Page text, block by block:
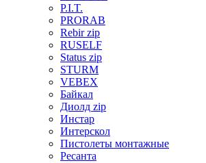
P.I.T.
PRORAB
Rebir zip
RUSELF
Status zip
STURM
VEBEX
Байкал
Диолд zip
Инстар
Интерскол
Пистолеты монтажные
Ресанта